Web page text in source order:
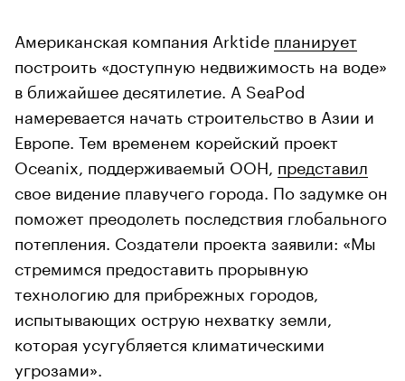
Американская компания Arktide планирует
построить «доступную недвижимость на воде»
в ближайшее десятилетие. А SeaPod
намеревается начать строительство в Азии и
Европе. Тем временем корейский проект
Oceanix, поддерживаемый ООН, представил
свое видение плавучего города. По задумке он
поможет преодолеть последствия глобального
потепления. Создатели проекта заявили: «Мы
стремимся предоставить прорывную
технологию для прибрежных городов,
испытывающих острую нехватку земли,
которая усугубляется климатическими
угрозами».